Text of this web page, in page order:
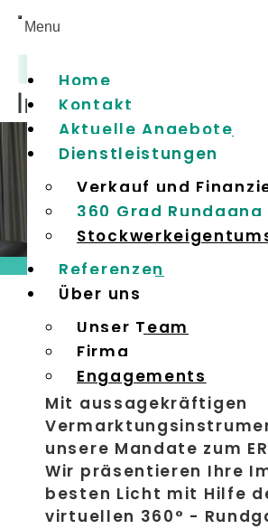
Home
Kontakt
Aktuelle Angebote
Dienstleistungen
Verkauf und
360 Grad Rundgang
Referenzen
Über uns
Unser Team
Firma
Engagements
Mit aussagekräftigen
unsere Mandate zum
Wir präsentieren Ihre
besten Licht mit Hilfe
virtuellen 360° -